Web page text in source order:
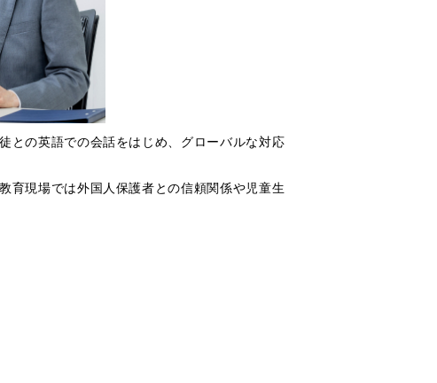
との英語での会話をはじめ、グローバルな対応
育現場では外国人保護者との信頼関係や児童生